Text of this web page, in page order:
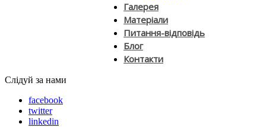
Галерея
Матеріали
Питання-відповідь
Блог
Контакти
Слідуй за нами
facebook
twitter
linkedin